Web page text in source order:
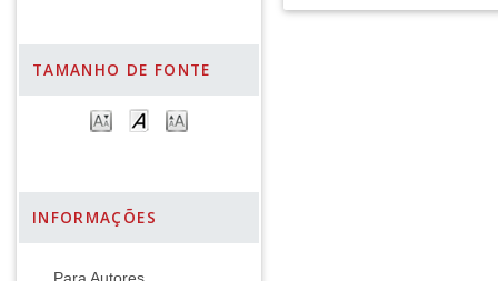
TAMANHO DE FONTE
INFORMAÇÕES